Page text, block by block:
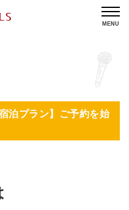
MENU
泊プラン】ご予約を始